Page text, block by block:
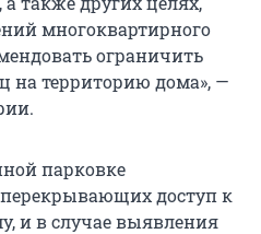
многоквартирного
ограничить
на территорию дома», —
парковке
доступ к
и в случае выявления